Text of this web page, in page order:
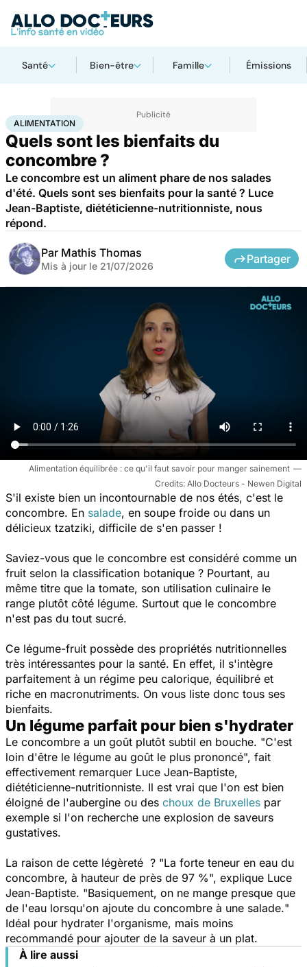
Santé Bien-être Famille Émissions
AccueilBien-être Nutrition Alimentation
ALIMENTATION
Quels sont les bienfaits du
concombre ?
Le concombre est un aliment phare de nos salades
d'été. Quels sont ses bienfaits pour la santé ? Luce
Jean-Baptiste, diététicienne-nutritionniste, nous
répond.
Par Mathis Thomas
Mis à jour le 21/07/2026
Partager
Alimentation équilibrée : ce qu'il faut savoir pour manger sainement
Allo Docteurs - Newen Digital
S'il existe bien un incontournable de nos étés, c'est le
concombre. En salade, en soupe froide ou dans un
délicieux tzatziki, difficile de s'en passer !
Saviez-vous que le concombre est considéré comme un
fruit selon la classification botanique ? Pourtant, au
même titre que la tomate, son utilisation culinaire le
range plutôt côté légume. Surtout que le concombre
n'est pas du tout sucré.
Ce légume-fruit possède des propriétés nutritionnelles
très intéressantes pour la santé. En effet, il s'intègre
parfaitement à un régime peu calorique, équilibré et
riche en macronutriments. On vous liste donc tous ses
bienfaits.
Un légume parfait pour bien s'hydrater
Le concombre a un goût plutôt subtil en bouche. "C'est
loin d'être le légume au goût le plus prononcé", fait
effectivement remarquer Luce Jean-Baptiste,
diététicienne-nutritionniste. Il est vrai que l'on est bien
éloigné de l'aubergine ou des choux de Bruxelles par
exemple si l'on recherche une explosion de saveurs
gustatives.
La raison de cette légèreté ? "La forte teneur en eau du
concombre, à hauteur de près de 97 %", explique Luce
Jean-Baptiste. "Basiquement, on ne mange presque que
de l'eau lorsqu'on ajoute du concombre à une salade."
Idéal pour hydrater l'organisme, mais moins
recommandé pour ajouter de la saveur à un plat.
À lire aussi